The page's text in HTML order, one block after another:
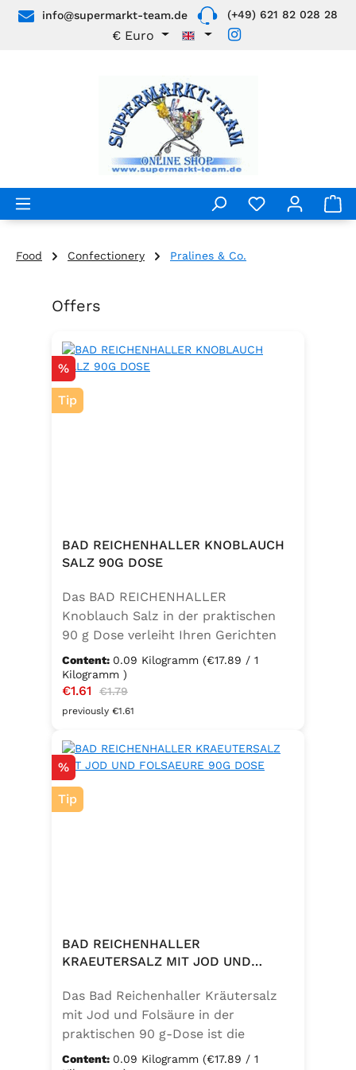
Skip to main content
info@supermarkt-team.de (+49) 621 82 028 28
€ Euro
Food Confectionery Pralines & Co.
Skip product gallery
Offers
Discount
%
Tip
BAD REICHENHALLER KNOBLAUCH
SALZ 90G DOSE
Das BAD REICHENHALLER
Knoblauch Salz in der praktischen
90 g Dose verleiht Ihren Gerichten
einen vollmundigen, aromatischen
Knoblauchgeschmack. Hergestellt
ohne Geschmacksverstärker, zu 100
% vegan und glutenfrei – ideal für
zum Würzen von Pasta, Fleisch,
Fisch, Gemüse und mediterranen
Speisen. Zutaten:Siedesalz, 10 %
Knoblauch, 5 % Kräuter und
Content: 0.09 Kilogramm (€17.89 / 1
Kilogramm )
Sale price:
€1.61 Regular price:
€1.79
previously €1.61
Discount
%
Tip
BAD REICHENHALLER
KRAEUTERSALZ MIT JOD UND
Das Bad Reichenhaller Kräutersalz
mit Jod und Folsäure in der
praktischen 90 g-Dose ist die
aromatische Würzmischung für eine
Content: 0.09 Kilogramm (€17.89 / 1